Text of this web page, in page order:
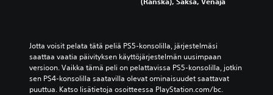
Jotta voisit pelata tätä peliä PS5-konsolilla, järjestelmäsi
saattaa vaatia päivityksen käyttöjärjestelmän uusimpaan
versioon. Vaikka tämä peli on pelattavissa PS5-konsolilla, jotkin
sen PS4-konsolilla saatavilla olevat ominaisuudet saattavat
puuttua. Katso lisätietoja osoitteessa PlayStation.com/bc.